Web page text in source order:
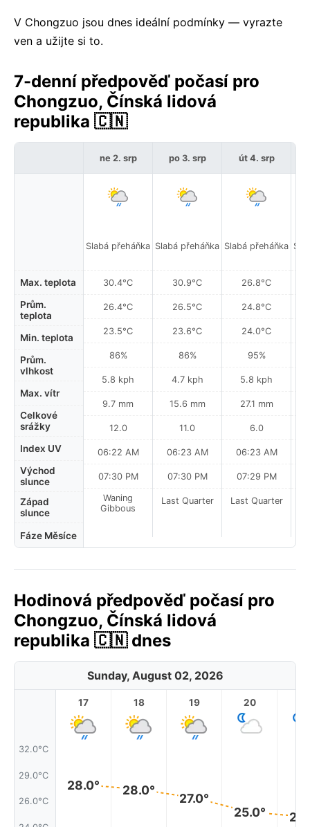
V Chongzuo jsou dnes ideální podmínky — vyrazte
ven a užijte si to.
7-denní předpověď počasí pro
Chongzuo, Čínská lidová
republika 🇨🇳
Max. teplota
Prům.
teplota
Min. teplota
Prům.
vlhkost
Max. vítr
Celkové
srážky
Index UV
Východ
slunce
Západ
slunce
Fáze Měsíce
ne 2. srp
Slabá přeháňka
30.4°C
26.4°C
23.5°C
86%
5.8 kph
9.7 mm
12.0
06:22 AM
07:30 PM
Waning
Gibbous
po 3. srp
Slabá přeháňka
30.9°C
26.5°C
23.6°C
86%
4.7 kph
15.6 mm
11.0
06:23 AM
07:30 PM
Last Quarter
út 4. srp
Slabá přeháňka
26.8°C
24.8°C
24.0°C
95%
5.8 kph
27.1 mm
6.0
06:23 AM
07:29 PM
Last Quarter
Hodinová předpověď počasí pro
Chongzuo, Čínská lidová
republika 🇨🇳 dnes
Sunday, August 02, 2026
32.0°C
29.0°C
26.0°C
17
28.0°
18
28.0°
19
27.0°
20
25.0°